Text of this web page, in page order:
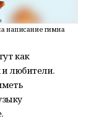
написание гимна
как
и любители.